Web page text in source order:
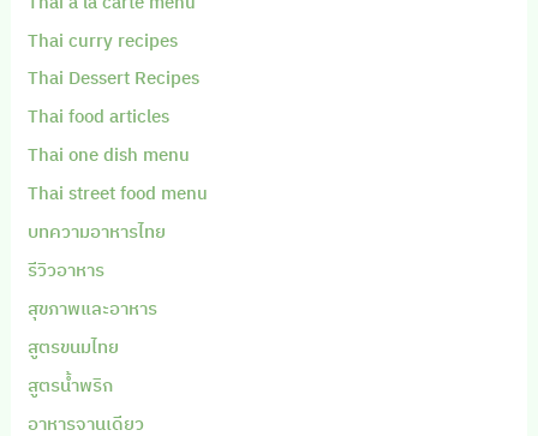
Thai curry recipes
Thai Dessert Recipes
Thai food articles
Thai one dish menu
Thai street food menu
บทความอาหารไทย
รีวิวอาหาร
สุขภาพและอาหาร
สูตรขนมไทย
สูตรน้ำพริก
อาหารจานเดียว